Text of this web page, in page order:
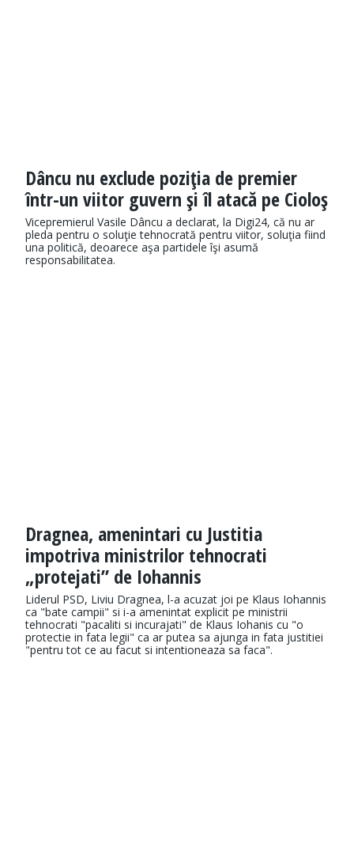
Dâncu nu exclude poziţia de premier
într-un viitor guvern şi îl atacă pe Cioloş
Vicepremierul Vasile Dâncu a declarat, la Digi24, că nu ar
pleda pentru o soluţie tehnocrată pentru viitor, soluţia fiind
una politică, deoarece aşa partidele îşi asumă
responsabilitatea.
Dragnea, amenintari cu Justitia
impotriva ministrilor tehnocrati
„protejati” de Iohannis
Liderul PSD, Liviu Dragnea, l-a acuzat joi pe Klaus Iohannis
ca "bate campii" si i-a amenintat explicit pe ministrii
tehnocrati "pacaliti si incurajati" de Klaus Iohanis cu "o
protectie in fata legii" ca ar putea sa ajunga in fata justitiei
"pentru tot ce au facut si intentioneaza sa faca".